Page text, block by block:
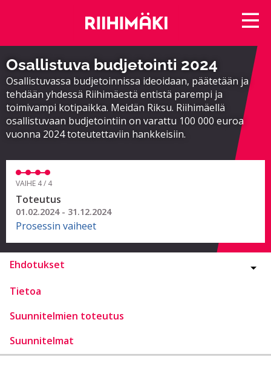
Osallistuva budjetointi 2024
Osallistuvassa budjetoinnissa ideoidaan, päätetään ja
tehdään yhdessä Riihimäestä entistä parempi ja
toimivampi kotipaikka. Meidän Riksu. Riihimäellä
osallistuvaan budjetointiin on varattu 100 000 euroa
vuonna 2024 toteutettaviin hankkeisiin.
VAIHE 4 / 4
Toteutus
01.02.2024 - 31.12.2024
Prosessin vaiheet
Ehdotukset
Tietoa
Suunnitelmien toteutus
Suunnitelmat